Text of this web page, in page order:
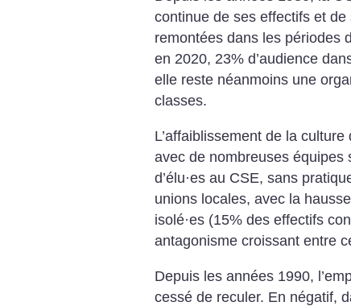
continue de ses effectifs et
remontées dans les périodes
en 2020, 23% d’audience
elle reste néanmoins une
classes.
L’affaiblissement de la
avec de nombreuses équipes
d’élu·es au CSE, sans
unions locales, avec la
isolé·es (15% des effectifs
antagonisme croissant entre
Depuis les années 1990,
cessé de reculer. En négatif,